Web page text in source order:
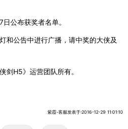
7日公布获奖者名单。
和公告中进行广播，请中奖的大侠及
剑H5》运营团队所有。
紫霞-客服发表于:2016-12-29 11:01:10